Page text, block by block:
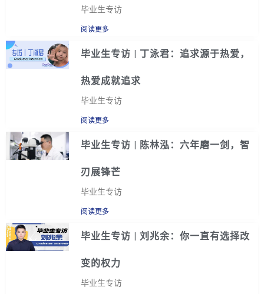
毕业生专访
阅读更多
毕业生专访 | 丁泳君：追求源于热爱，
热爱成就追求
毕业生专访
阅读更多
毕业生专访 | 陈林泓：六年磨一剑，智
刃展锋芒
毕业生专访
阅读更多
毕业生专访 | 刘兆余：你一直有选择改
变的权力
毕业生专访